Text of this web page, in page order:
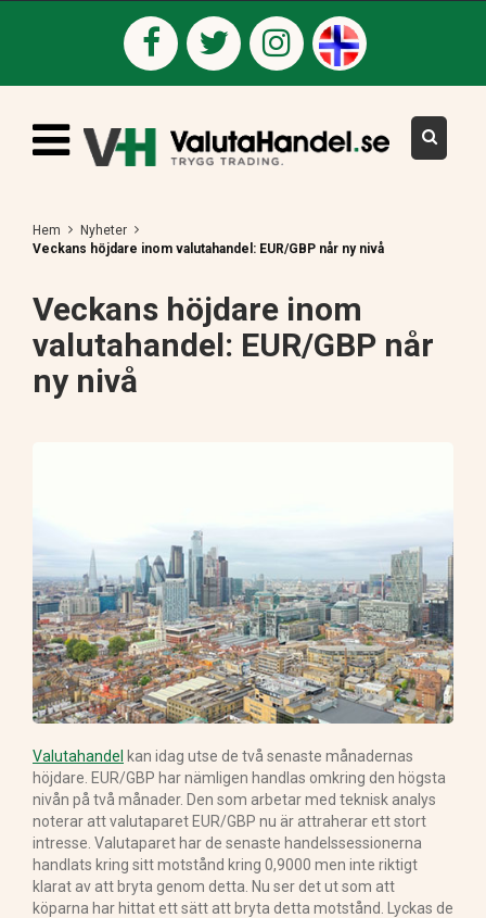
Hem
Nyheter
Veckans höjdare inom valutahandel: EUR/GBP når ny nivå
Veckans höjdare inom
valutahandel: EUR/GBP når
ny nivå
Valutahandel kan idag utse de två senaste månadernas
höjdare. EUR/GBP har nämligen handlas omkring den högsta
nivån på två månader. Den som arbetar med teknisk analys
noterar att valutaparet EUR/GBP nu är attraherar ett stort
intresse. Valutaparet har de senaste handelssessionerna
handlats kring sitt motstånd kring 0,9000 men inte riktigt
klarat av att bryta genom detta. Nu ser det ut som att
köparna har hittat ett sätt att bryta detta motstånd. Lyckas de